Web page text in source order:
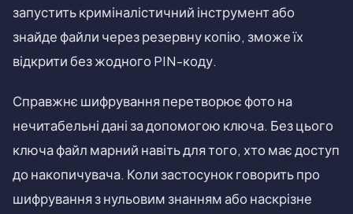
запустить криміналістичний інструмент або
знайде файли через резервну копію, зможе їх
відкрити без жодного PIN-коду.
Справжнє шифрування перетворює фото на
нечитабельні дані за допомогою ключа. Без цього
ключа файл марний навіть для того, хто має доступ
до накопичувача. Коли застосунок говорить про
шифрування з нульовим знанням або наскрізне